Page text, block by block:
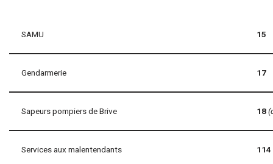
SAMU 15
Gendarmerie 17
Sapeurs pompiers de Brive 18
Services aux malentendants 114